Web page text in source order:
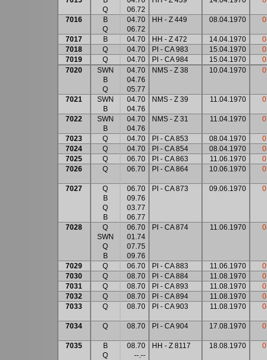
Q
06.72
7016
B
Q
04.70
06.72
HH - Z 449 08.04.1970
7017 B 04.70 HH - Z 472 14.04.1970
7018
Q 04.70 PI - CA 983 15.04.1970
7019
Q 04.70 PI - CA 984 15.04.1970
7020
SWN
B
Q
04.70
04.76
05.77
NMS - Z 38 10.04.1970
7021
SWN
B
04.70
04.76
NMS - Z 39 11.04.1970
7022
SWN
B
04.70
04.76
NMS - Z 31 11.04.1970
7023 Q 04.70 PI - CA 853 08.04.1970
7024
Q 04.70 PI - CA 854 08.04.1970
7025
Q 06.70 PI - CA 863 11.06.1970
7026
Q 06.70 PI - CA 864 10.06.1970
7027
Q
B
Q
B
06.70
09.76
03.77
06.77
PI - CA 873 09.06.1970
7028
Q
SWN
Q
B
06.70
01.74
07.75
09.76
PI - CA 874 11.06.1970
7029 Q 06.70 PI - CA 883 11.06.1970
7030
Q 08.70 PI - CA 884 11.08.1970
7031
Q 08.70 PI - CA 893 11.08.1970
7032
Q 08.70 PI - CA 894 11.08.1970
7033
Q 08.70 PI - CA 903 11.08.1970
7034 Q 08.70 PI - CA 904 17.08.1970
7035
B
Q
08.70
--.--
HH - Z 8117 18.08.1970